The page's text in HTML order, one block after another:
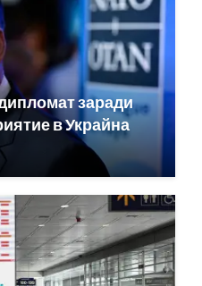
заради
в Украйна